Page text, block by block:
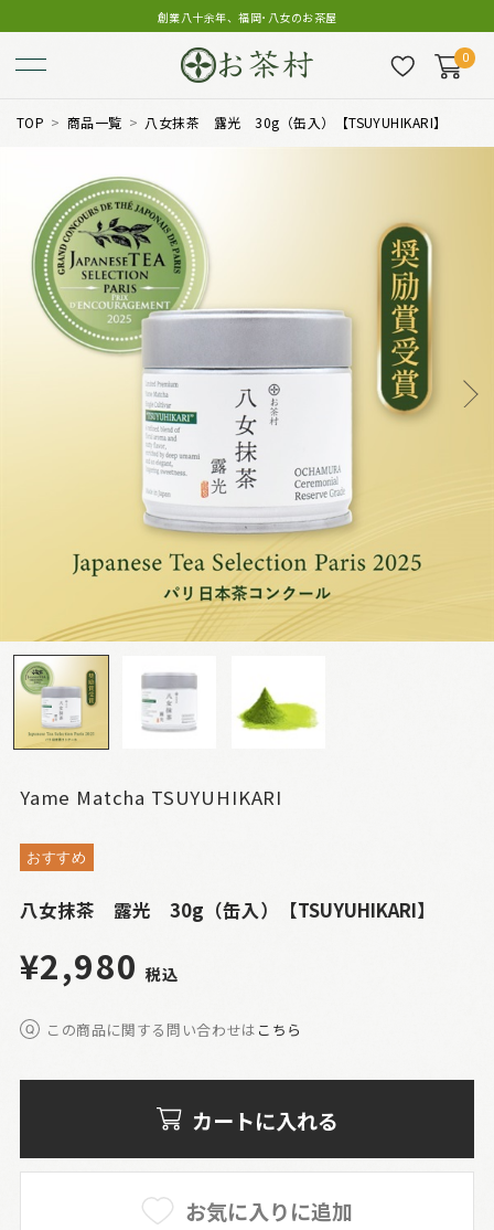
創業八十余年、福岡･八女のお茶屋
0
TOP 商品一覧 八女抹茶 露光 30g（缶入）【TSUYUHIKARI】
Yame Matcha TSUYUHIKARI
おすすめ
八女抹茶 露光 30g（缶入）【TSUYUHIKARI】
¥2,980 税込
この商品に関する問い合わせは こちら
カートに入れる
お気に入りに追加